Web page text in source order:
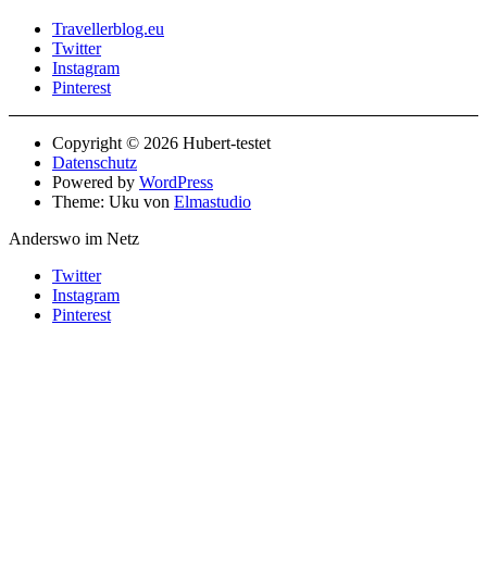
Travellerblog.eu
Twitter
Instagram
Pinterest
Copyright © 2026 Hubert-testet
Datenschutz
Powered by WordPress
Theme: Uku von Elmastudio
Anderswo im Netz
Twitter
Instagram
Pinterest